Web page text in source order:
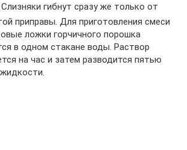
гибнут сразу же только от
приправы. Для приготовления смеси
ложки горчичного порошка
в одном стакане воды. Раствор
на час и затем разводится пятью